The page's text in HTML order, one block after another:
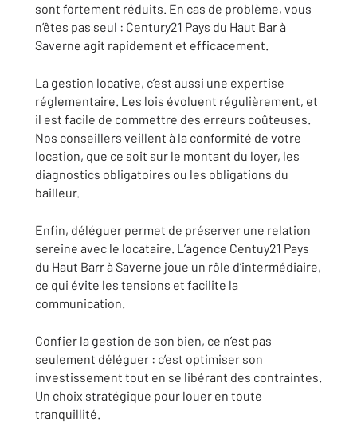
sont fortement réduits. En cas de problème, vous
n’êtes pas seul : Century21 Pays du Haut Bar à
Saverne agit rapidement et efficacement.
La gestion locative, c’est aussi une expertise
réglementaire. Les lois évoluent régulièrement, et
il est facile de commettre des erreurs coûteuses.
Nos conseillers veillent à la conformité de votre
location, que ce soit sur le montant du loyer, les
diagnostics obligatoires ou les obligations du
bailleur.
Enfin, déléguer permet de préserver une relation
sereine avec le locataire. L’agence Centuy21 Pays
du Haut Barr à Saverne joue un rôle d’intermédiaire,
ce qui évite les tensions et facilite la
communication.
Confier la gestion de son bien, ce n’est pas
seulement déléguer : c’est optimiser son
investissement tout en se libérant des contraintes.
Un choix stratégique pour louer en toute
tranquillité.